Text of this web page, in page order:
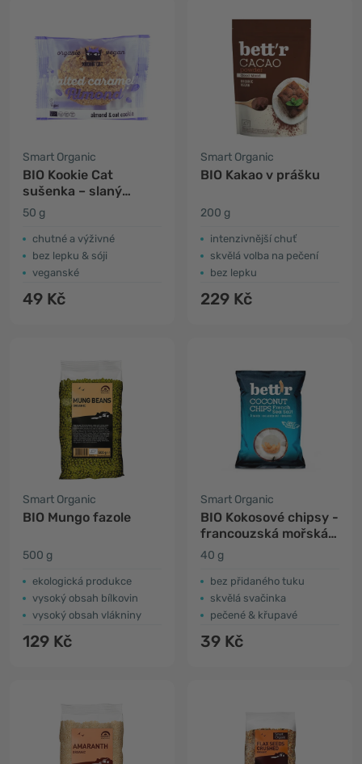
Smart Organic
BIO Kookie Cat
sušenka – slaný
karamel & mandle
50 g
chutné a výživné
bez lepku & sóji
veganské
49 Kč
Smart Organic
BIO Kakao v prášku
200 g
intenzivnější chuť
skvělá volba na pečení
bez lepku
229 Kč
Smart Organic
BIO Mungo fazole
500 g
ekologická produkce
vysoký obsah bílkovin
vysoký obsah vlákniny
129 Kč
Smart Organic
BIO Kokosové chipsy -
francouzská mořská
sůl
40 g
bez přidaného tuku
skvělá svačinka
pečené & křupavé
39 Kč